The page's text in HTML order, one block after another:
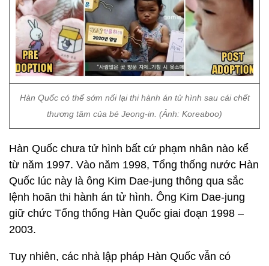
Hàn Quốc có thể sớm nối lại thi hành án tử hình sau cái chết
thương tâm của bé Jeong-in. (Ảnh: Koreaboo)
Hàn Quốc chưa tử hình bất cứ phạm nhân nào kể
từ năm 1997. Vào năm 1998, Tổng thống nước Hàn
Quốc lúc này là ông Kim Dae-jung thông qua sắc
lệnh hoãn thi hành án tử hình. Ông Kim Dae-jung
giữ chức Tổng thống Hàn Quốc giai đoạn 1998 –
2003.
Tuy nhiên, các nhà lập pháp Hàn Quốc vẫn có